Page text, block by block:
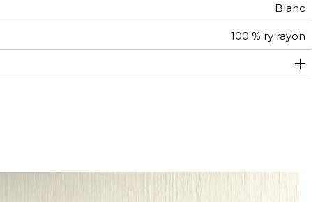
Blanc
100 % ry rayon
91 cm / 36 Inches
Vendu au mètre
370
Epongeable
Encollage du mur
Arrachage à sec
A+
Class A
B s1 d0
Corée du sud